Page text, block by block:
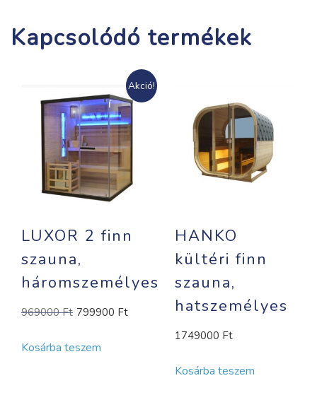
Kapcsolódó termékek
Akció!
LUXOR 2 finn
szauna,
háromszemélyes
969000Ft Original
was:
799900 FtCurrent
799900 Ft.
Kosárba teszem
HANKO
kültéri finn
szauna,
hatszemélyes
1749000 Ft
Kosárba teszem